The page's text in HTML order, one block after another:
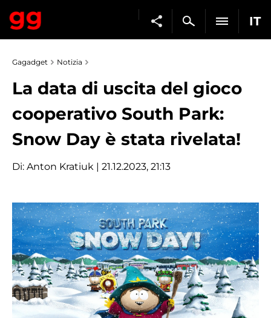
IT
Gagadget Notizia
La data di uscita del gioco
cooperativo South Park:
Snow Day è stata rivelata!
Di: Anton Kratiuk | 21.12.2023, 21:13